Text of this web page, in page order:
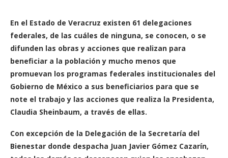
En el Estado de Veracruz existen 61 delegaciones
federales, de las cuáles de ninguna, se conocen, o se
difunden las obras y acciones que realizan para
beneficiar a la población y mucho menos que
promuevan los programas federales institucionales del
Gobierno de México a sus beneficiarios para que se
note el trabajo y las acciones que realiza la Presidenta,
Claudia Sheinbaum, a través de ellas.
Con excepción de la Delegación de la Secretaría del
Bienestar donde despacha Juan Javier Gómez Cazarín,